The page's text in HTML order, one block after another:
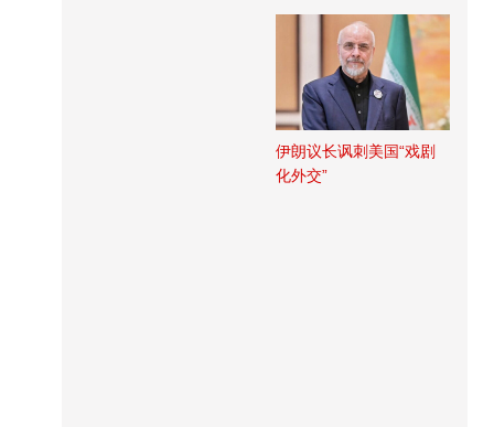
伊朗议长讽刺美国“戏剧
化外交”